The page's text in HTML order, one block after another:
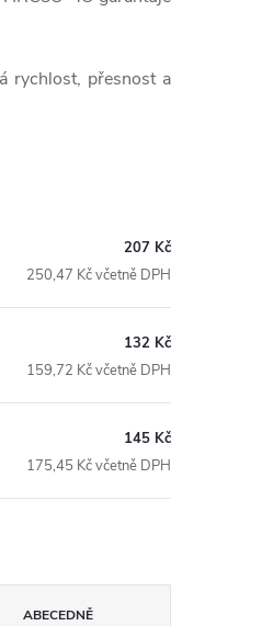
rychlost, přesnost a
207 Kč
250,47 Kč včetně DPH
132 Kč
159,72 Kč včetně DPH
145 Kč
175,45 Kč včetně DPH
ABECEDNĚ